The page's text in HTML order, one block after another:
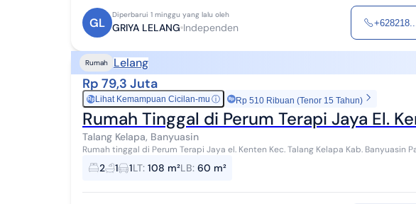
GL
Diperbarui 1 minggu yang lalu oleh
GRIYA LELANG Independen +628218...
Rumah Lelang
Rp 79,3 Juta
RpLihat Kemampuan Cicilan-mu ⓘ Rp 510 Ribuan (Tenor 15 Tahun)
Rumah Tinggal di Perum Terapi Jaya El.
Talang Kelapa, Banyuasin
Rumah tinggal di Perum Terapi Jaya el. Kenten Kec. Talang Kelapa Kab. Banyuasin
2 1 1LT: 108 m²LB: 60 m²